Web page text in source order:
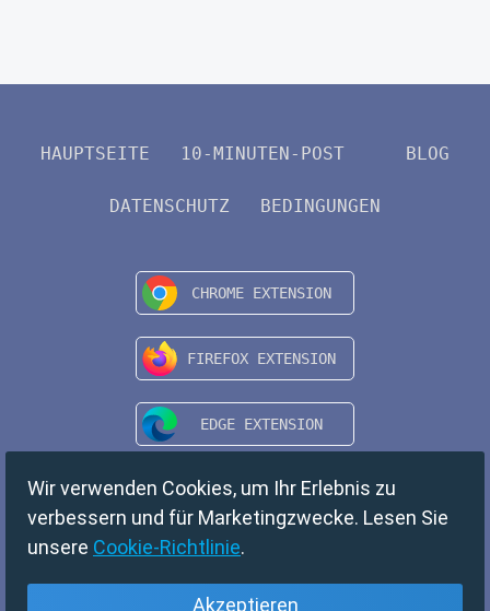
HAUPTSEITE 10-MINUTEN-POST BLOG
DATENSCHUTZ BEDINGUNGEN
Wir verwenden Cookies, um Ihr Erlebnis zu
verbessern und für Marketingzwecke. Lesen Sie
unsere Cookie-Richtlinie.
Akzeptieren